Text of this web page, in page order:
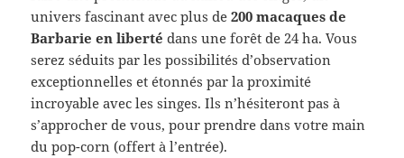
univers fascinant avec plus de200 macaques de
Barbarie en liberté dans une forêt de 24 ha. Vous
serez séduits par les possibilités d’observation
exceptionnelles et étonnés par la proximité
incroyable avec les singes. Ils n’hésiteront pas à
s’approcher de vous, pour prendre dans votre main
du pop-corn (offert à l’entrée).